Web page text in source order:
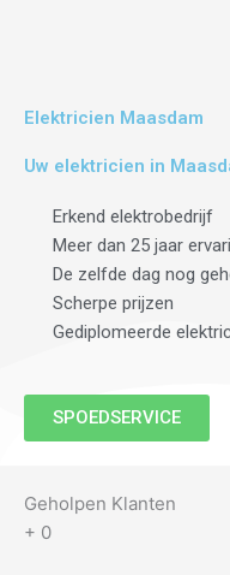
Elektricien Maasdam
Uw elektricien in
Erkend elektrobedrijf
Meer dan 25 jaar
De zelfde dag nog
Scherpe prijzen
Gediplomeerde
SPOEDSERVICE
Geholpen Klanten
+ 0